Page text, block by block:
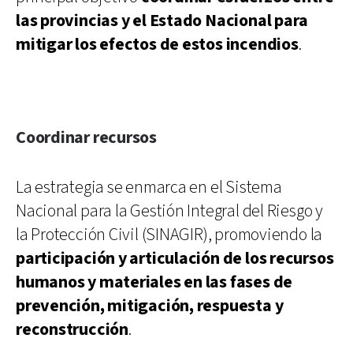
las provincias y el Estado Nacional para
mitigar los efectos de estos incendios.
Coordinar recursos
La estrategia se enmarca en el Sistema
Nacional para la Gestión Integral del Riesgo y
la Protección Civil (SINAGIR), promoviendo la
participación y articulación de los recursos
humanos y materiales en las fases de
prevención, mitigación, respuesta y
reconstrucción.